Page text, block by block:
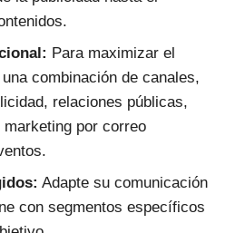
Para maximizar el
combinación de canales,
relaciones públicas,
por correo
Adapte su comunicación
con segmentos específicos